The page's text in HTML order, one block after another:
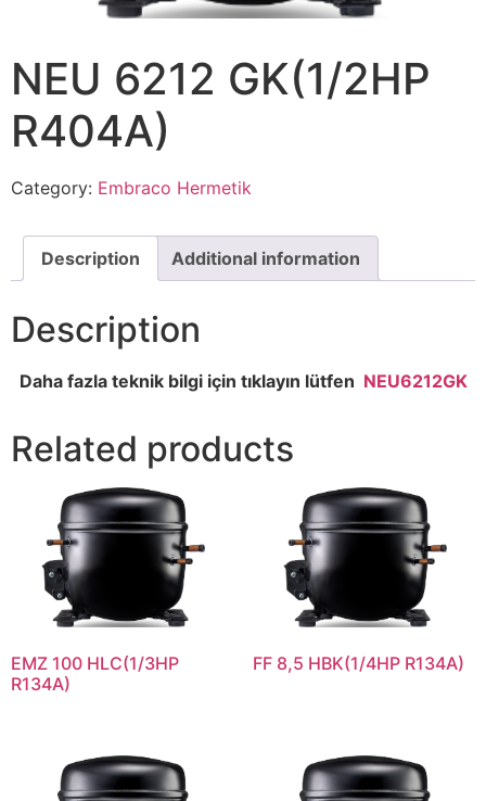
NEU 6212 GK(1/2HP
R404A)
Category: Embraco Hermetik
Description Additional information
Description
Daha fazla teknik bilgi için tıklayın lütfen NEU6212GK
Related products
EMZ 100 HLC(1/3HP
R134A)
FF 8,5 HBK(1/4HP R134A)